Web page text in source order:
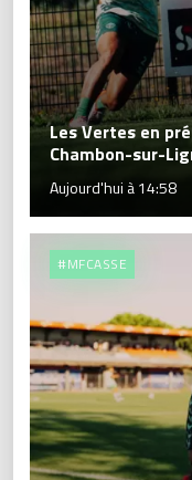
Les Vertes en
Chambon-sur-
Aujourd'hui à 14:58
#MFCASSE